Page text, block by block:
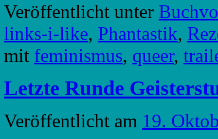
Veröffentlicht unter
links-i-like, Phantastik,
mit feminismus, queer,
Letzte Runde
Veröffentlicht am 19.